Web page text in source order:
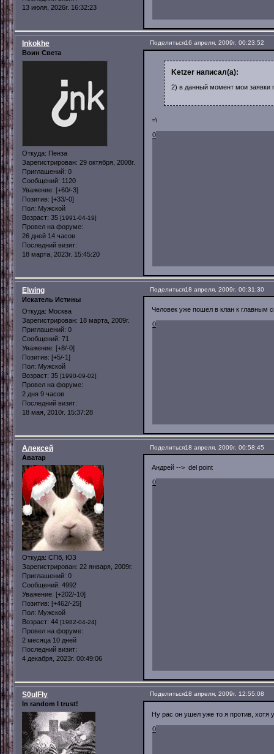
13 июля, 2026г. 16:32:23
Поделиться16 апреля, 2009г. 00:23:52
Inkokhe
Воин Света
Откуда: Пенза
Зарегистрирован: 29 октября, 2008г.
Приглашений: 0
Сообщений: 1120
Уважение: [+60/-3]
Позитив: [+33/-0]
Пол: Мужской
Возраст: 35 [1991-04-19]
Провел на форуме:
26 дней 14 часов
Последний визит:
18 марта, 2023г. 15:45:20
Ketzer написал(а):
2) в данный момент мои заявки
=\
0
Поделиться18 апреля, 2009г. 00:31:30
Elwing
Искатель Истины
Откуда: Москва
Зарегистрирован: 18 марта, 2009г.
Приглашений: 0
Сообщений: 71
Уважение: [+8/-0]
Позитив: [+5/-1]
Пол: Мужской
Возраст: 35 [1990-09-02]
Провел на форуме:
2 дня 9 часов
Последний визит:
18 мая, 2010г. 15:37:28
Человек уже пошел в клан к главным
0
Поделиться18 апреля, 2009г. 00:58:45
Алексей
Аватар
Откуда: СПб, ЮЗ
Зарегистрирован: 22 января, 2009г.
Приглашений: 0
Сообщений: 4992
Уважение: [+202/-10]
Позитив: [+462/-25]
Пол: Мужской
Возраст: 44 [1982-04-24]
Провел на форуме:
2 месяца 10 дней
Последний визит:
4 декабря, 2023г. 00:49:06
Андрей --> del point
0
Поделиться18 апреля, 2009г. 12:55:08
S0ulFly
In random I trust!
Ну рас он ушел уже то я против, хотя
0